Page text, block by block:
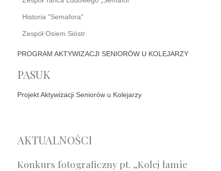
Historia "Semafora"
Zespół Osiem Sióstr
PROGRAM AKTYWIZACJI SENIORÓW U KOLEJARZY
PASUK
Projekt Aktywizacji Seniorów u Kolejarzy
AKTUALNOŚCI
Konkurs fotograficzny pt. „Kolej łamie